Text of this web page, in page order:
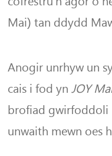
Mai) tan ddydd
Anogir unrhyw un
cais i fod ynJOY
brofiad gwirfoddoli
unwaith mewn oes